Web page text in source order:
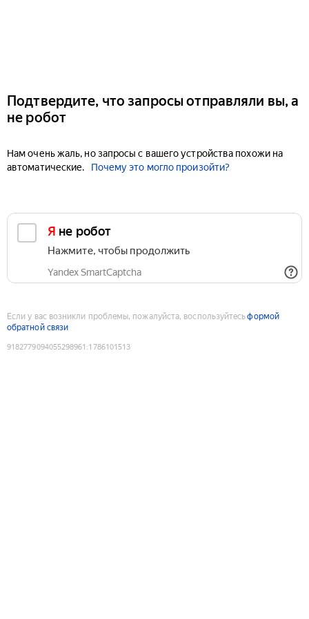
Подтвердите, что запросы отправляли вы, а
не робот
Нам очень жаль, но запросы с вашего устройства похожи на
автоматические.
Почему это могло произойти?
Я не робот
Нажмите, чтобы продолжить
Yandex SmartCaptcha
Если у вас возникли проблемы, пожалуйста, воспользуйтесьформой
обратной связи
9182779094055298961 :1786101513